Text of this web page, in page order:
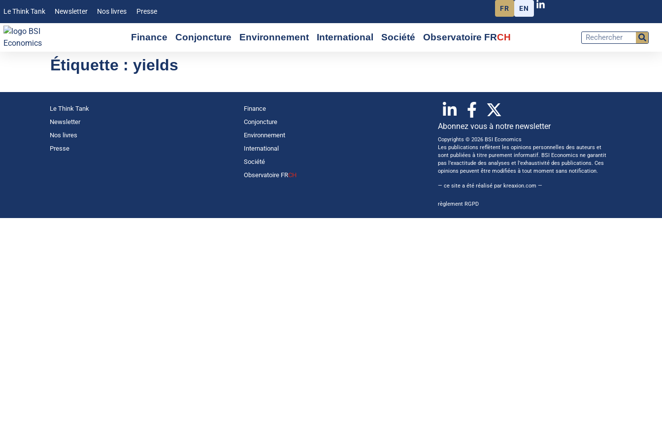
Le Think Tank Newsletter Nos livres Presse FR EN
Finance Conjoncture Environnement International Société Observatoire FRCH
Étiquette : yields
Le Think Tank
Newsletter
Nos livres
Presse
Finance
Conjoncture
Environnement
International
Société
Observatoire FRCH
Abonnez vous à notre newsletter
Copyrights © 2026 BSI Economics
Les publications reflètent les opinions personnelles des auteurs et
sont publiées à titre purement informatif. BSI Economics ne garantit
pas l’exactitude des analyses et l’exhaustivité des publications. Ces
opinions peuvent être modifiées à tout moment sans notification.
— ce site a été réalisé par kreaxion.com —
règlement RGPD